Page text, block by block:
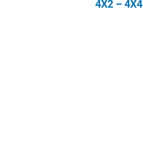
4X2 – 4X4